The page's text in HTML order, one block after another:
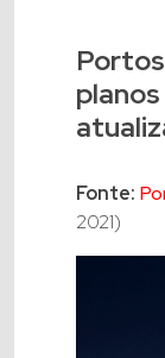
Fonte:
2021)